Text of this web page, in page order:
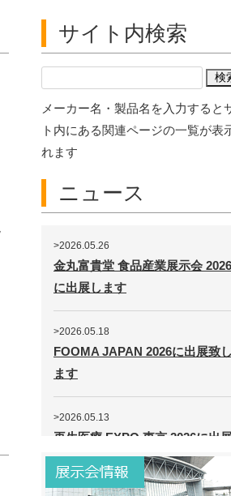
サイト内検索
メーカー名・製品名を入力すると
ト内にある関連ページの一覧が表
れます
ニュース
>2026.05.26
金丸富貴堂 食品産業展示会 2026
に出展します
>2026.05.18
FOOMA JAPAN 2026に出展致し
ます
>2026.05.13
再生医療 EXPO 東京 2026に出展
します